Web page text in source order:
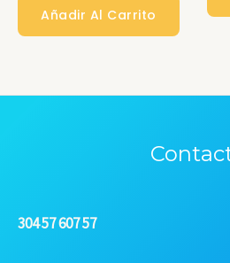
Añadir Al Carrito
304 57 607 57